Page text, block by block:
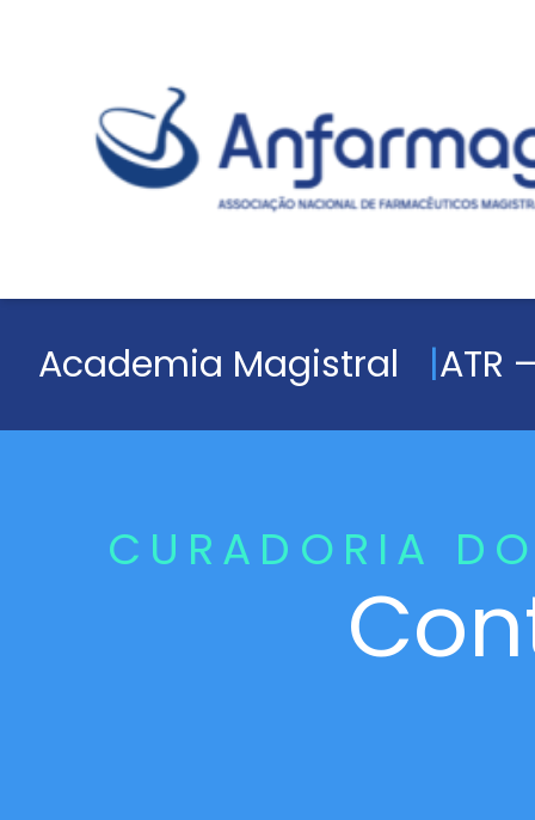
Academia Magistral ATR
CURADORIA